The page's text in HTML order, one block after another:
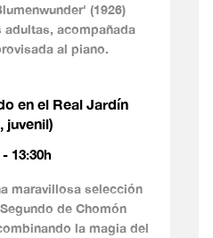
(1926)
adultas, acompañada
al piano.
en el Real Jardín
juvenil)
13:30h
maravillosa selección
de Chomón
la magia del